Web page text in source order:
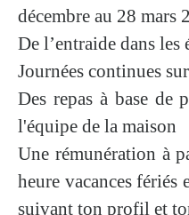
décembre au 28 mars
De l’entraide dans les
Journées continues
Des repas à base de
l'équipe de la maison
Une rémunération à
heure vacances fériés
suivant ton profil et